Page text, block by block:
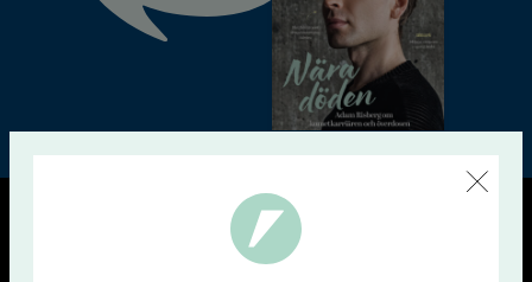
© Tidningen Accent 2026
Personuppgiftspolicy